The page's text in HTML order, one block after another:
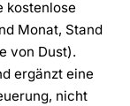
kostenlose
Monat, Stand
von Dust).
ergänzt eine
nicht